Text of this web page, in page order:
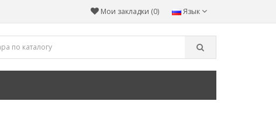
Язык
Мои закладки (0)